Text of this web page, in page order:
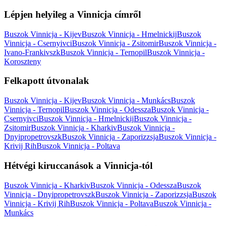
Lépjen helyileg a Vinnicja címről
Buszok Vinnicja - KijevBuszok Vinnicja - HmelnickijBuszok
Vinnicja - CsernyivciBuszok Vinnicja - ZsitomirBuszok Vinnicja -
Ivano-FrankivszkBuszok Vinnicja - TernopilBuszok Vinnicja -
Koroszteny
Felkapott útvonalak
Buszok Vinnicja - KijevBuszok Vinnicja - MunkácsBuszok
Vinnicja - TernopilBuszok Vinnicja - OdesszaBuszok Vinnicja -
CsernyivciBuszok Vinnicja - HmelnickijBuszok Vinnicja -
ZsitomirBuszok Vinnicja - KharkivBuszok Vinnicja -
DnyipropetrovszkBuszok Vinnicja - ZaporizzsjaBuszok Vinnicja -
Krivij RihBuszok Vinnicja - Poltava
Hétvégi kiruccanások a Vinnicja-tól
Buszok Vinnicja - KharkivBuszok Vinnicja - OdesszaBuszok
Vinnicja - DnyipropetrovszkBuszok Vinnicja - ZaporizzsjaBuszok
Vinnicja - Krivij RihBuszok Vinnicja - PoltavaBuszok Vinnicja -
Munkács